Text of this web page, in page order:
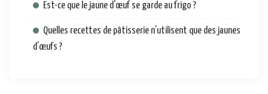
Est-ce que le jaune d’œuf se garde au frigo ?
Quelles recettes de pâtisserie n’utilisent que des jaunes
d’œufs ?